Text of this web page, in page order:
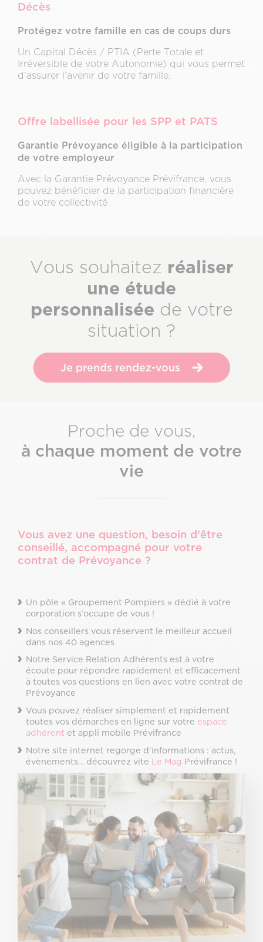
Décès
Protégez votre famille en cas de coups durs
Un Capital Décès / PTIA (Perte Totale et
Irréversible de votre Autonomie) qui vous permet
d’assurer l’avenir de votre famille.
Offre labellisée pour les SPP et PATS
Garantie Prévoyance éligible à la participation
de votre employeur
Avec la Garantie Prévoyance Prévifrance, vous
pouvez bénéficier de la participation financière
de votre collectivité
Sous-
Vous souhaitez réaliser
une étude
personnalisée de votre
situation ?
Je prends rendez-vous
Proche de vous,
à chaque moment de votre
vie
Vous avez une question, besoin d’être
conseillé, accompagné pour votre
contrat de Prévoyance ?
Un pôle « Groupement Pompiers » dédié à votre
corporation s’occupe de vous !
Nos conseillers vous réservent le meilleur accueil
dans nos 40 agences
Notre Service Relation Adhérents est à votre
écoute pour répondre rapidement et efficacement
à toutes vos questions en lien avec votre contrat de
Prévoyance
Vous pouvez réaliser simplement et rapidement
toutes vos démarches en ligne sur votre espace
adhérent et appli mobile Prévifrance
Notre site internet regorge d’informations : actus,
évènements… découvrez vite Le Mag Prévifrance !